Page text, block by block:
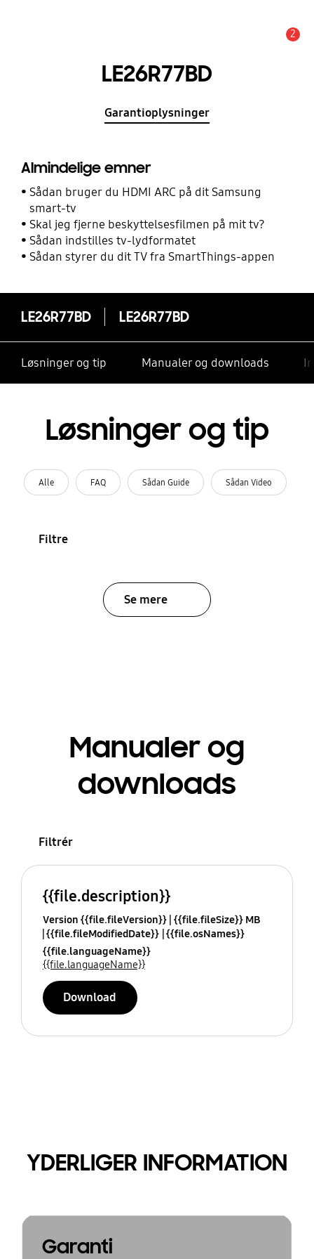
2
LE26R77BD
Garantioplysninger
Almindelige emner
Sådan bruger du HDMI ARC på dit Samsung
smart-tv
Skal jeg fjerne beskyttelsesfilmen på mit tv?
Sådan indstilles tv-lydformatet
Sådan styrer du dit TV fra SmartThings-appen
LE26R77BD LE26R77BD
Løsninger og tip Manualer og downloads
Løsninger og tip
Alle FAQ Sådan Guide Sådan Video
Filtre
Se mere
Manualer og
downloads
Filtrér
{{file.description}}
Version {{file.fileVersion}} {{file.fileSize}} MB
{{file.fileModifiedDate}} {{file.osNames}}
{{file.languageName}}
{{file.languageName}}
Download
YDERLIGER INFORMATION
Garanti